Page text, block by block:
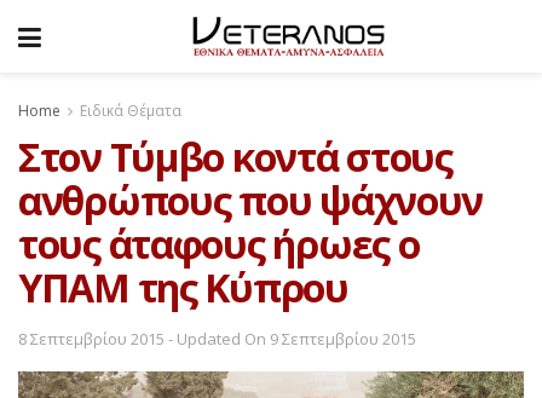
Home Ειδικά Θέματα
Στον Τύμβο κοντά στους
ανθρώπους που ψάχνουν
τους άταφους ήρωες ο
ΥΠΑΜ της Κύπρου
8 Σεπτεμβρίου 2015 - Updated On 9 Σεπτεμβρίου 2015